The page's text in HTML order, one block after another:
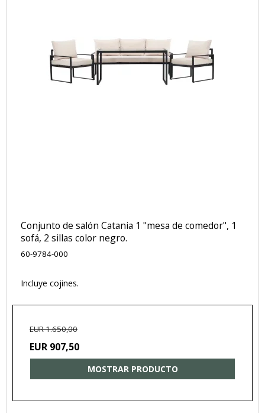
Conjunto de salón Catania 1 "mesa de comedor", 1
sofá, 2 sillas color negro.
60-9784-000
Incluye cojines.
EUR 1.650,00
EUR 907,50
MOSTRAR PRODUCTO